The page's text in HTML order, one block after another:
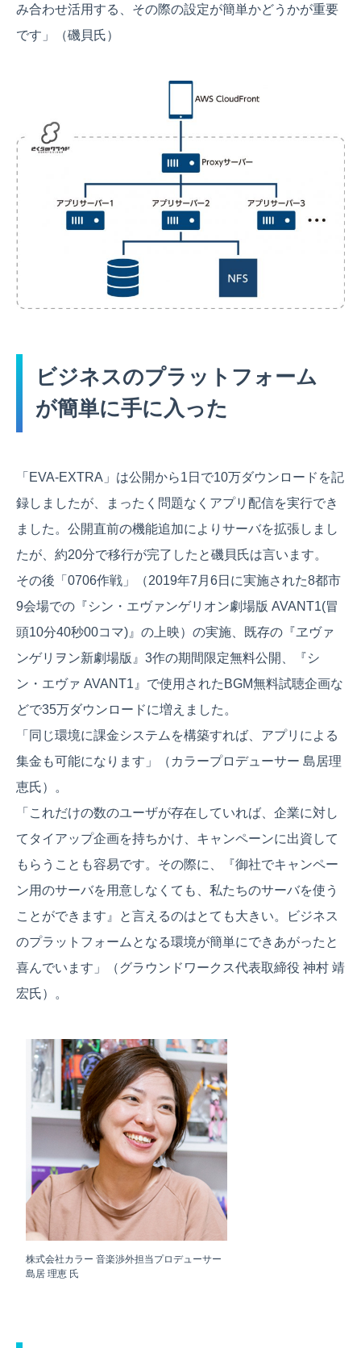
み合わせ活用する、その際の設定が簡単かどうかが重要
です」（磯貝氏）
ビジネスのプラットフォーム
が簡単に手に入った
株式会社カラー 音楽渉外担当プロデューサー
島居 理恵 氏
「EVA-EXTRA」は公開から1日で10万ダウンロードを記
録しましたが、まったく問題なくアプリ配信を実行でき
ました。公開直前の機能追加によりサーバを拡張しまし
たが、約20分で移行が完了したと磯貝氏は言います。
その後「0706作戦」（2019年7月6日に実施された8都市
9会場での『シン・エヴァンゲリオン劇場版 AVANT1(冒
頭10分40秒00コマ)』の上映）の実施、既存の『ヱヴァ
ンゲリヲン新劇場版』3作の期間限定無料公開、『シ
ン・エヴァ AVANT1』で使用されたBGM無料試聴企画な
どで35万ダウンロードに増えました。
「同じ環境に課金システムを構築すれば、アプリによる
集金も可能になります」（カラープロデューサー 島居理
恵氏）。
「これだけの数のユーザが存在していれば、企業に対し
てタイアップ企画を持ちかけ、キャンペーンに出資して
もらうことも容易です。その際に、『御社でキャンペー
ン用のサーバを用意しなくても、私たちのサーバを使う
ことができます』と言えるのはとても大きい。ビジネス
のプラットフォームとなる環境が簡単にできあがったと
喜んでいます」（グラウンドワークス代表取締役 神村 靖
宏氏）。